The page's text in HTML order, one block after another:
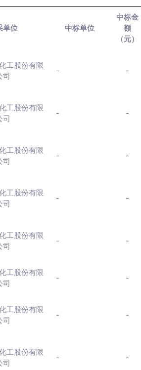
单位 中标单位
中标金
额
（元）
工股份有限
司
- -
工股份有限
司
- -
工股份有限
司
- -
工股份有限
司
- -
工股份有限
司
- -
工股份有限
司
- -
工股份有限
司
- -
工股份有限
司
- -